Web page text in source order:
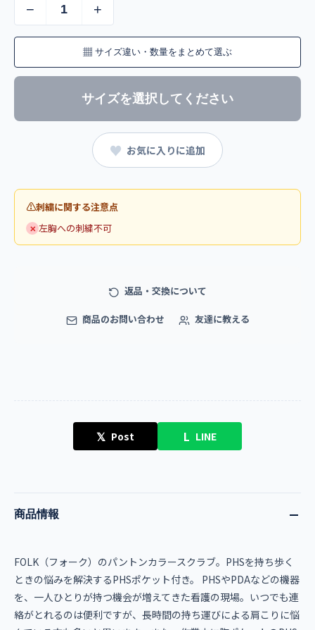
− +
▦ サイズ違い・数量をまとめて選ぶ
サイズを選択してください
♥ お気に入りに追加
刺繍に関する注意点
✕ 左胸への刺繍不可
返品・交換について
商品のお問い合わせ 友達に教える
𝕏 Post L LINE
商品情報
FOLK（フォーク）のパントンカラースクラブ。PHSを持ち歩く
ときの悩みを解決するPHSポケット付き。 PHSやPDAなどの機器
を、一人ひとりが持つ機会が増えてきた看護の現場。いつでも連
絡がとれるのは便利ですが、長時間の持ち運びによる肩こりに悩